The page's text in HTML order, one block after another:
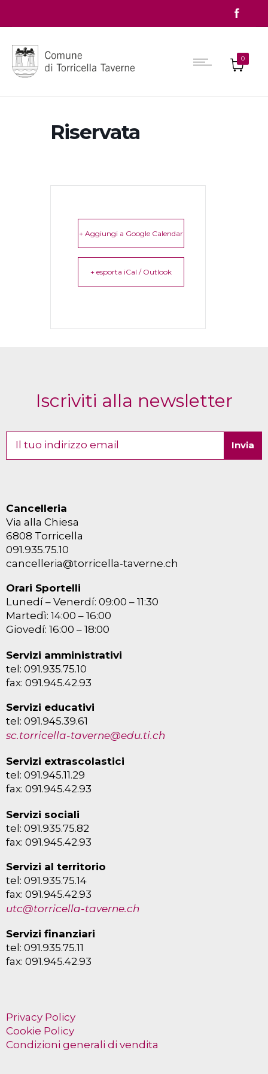
0
Riservata
+ Aggiungi a Google Calendar
+ esporta iCal / Outlook
Iscriviti alla newsletter
Cancelleria
Via alla Chiesa
6808 Torricella
091.935.75.10
cancelleria@torricella-taverne.ch
Orari Sportelli
Lunedí – Venerdí: 09:00 – 11:30
Martedì: 14:00 – 16:00
Giovedí: 16:00 – 18:00
Servizi amministrativi
tel: 091.935.75.10
fax: 091.945.42.93
Servizi educativi
tel: 091.945.39.61
sc.torricella-taverne@edu.ti.ch
Servizi extrascolastici
tel: 091.945.11.29
fax: 091.945.42.93
Servizi sociali
tel: 091.935.75.82
fax: 091.945.42.93
Servizi al territorio
tel: 091.935.75.14
fax: 091.945.42.93
utc@torricella-taverne.ch
Servizi finanziari
tel: 091.935.75.11
fax: 091.945.42.93
Privacy Policy
Cookie Policy
Condizioni generali di vendita